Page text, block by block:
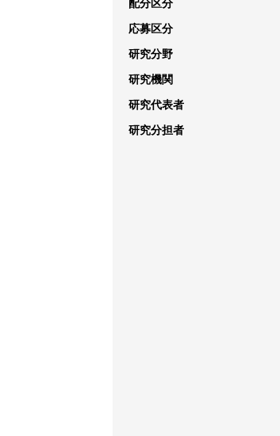
配分区分
応募区分
研究分野
研究機関
研究代表者
研究分担者